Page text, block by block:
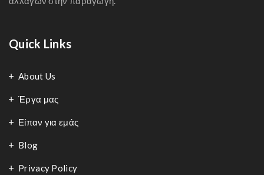
Quick Links
About Us
Έργα μας
Είπαν για εμάς
Blog
Privacy Policy